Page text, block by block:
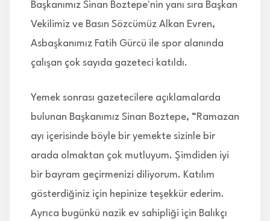
Başkanımız Sinan Boztepe'nin yanı sıra Başkan
Vekilimiz ve Basın Sözcümüz Alkan Evren,
Asbaşkanımız Fatih Gürcü ile spor alanında
çalışan çok sayıda gazeteci katıldı.
Yemek sonrası gazetecilere açıklamalarda
bulunan Başkanımız Sinan Boztepe, “Ramazan
ayı içerisinde böyle bir yemekte sizinle bir
arada olmaktan çok mutluyum. Şimdiden iyi
bir bayram geçirmenizi diliyorum. Katılım
gösterdiğiniz için hepinize teşekkür ederim.
Ayrıca bugünkü nazik ev sahipliği için Balıkçı